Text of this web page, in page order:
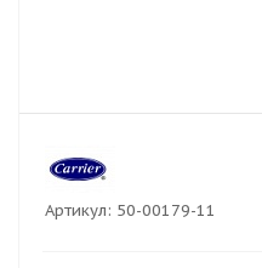
Артикул: 50-00179-11